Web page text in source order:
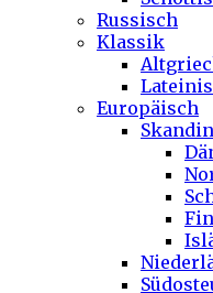
Russisch
Klassik
Europäisch